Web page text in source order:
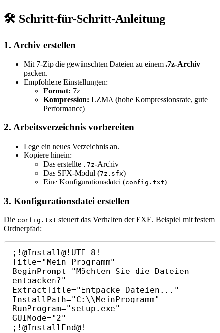
🛠️ Schritt-für-Schritt-Anleitung
1. Archiv erstellen
Mit 7-Zip die gewünschten Dateien zu einem .7z-Archiv
packen.
Empfohlene Einstellungen:
Format: 7z
Kompression: LZMA (hohe Kompressionsrate, gute
Performance)
2. Arbeitsverzeichnis vorbereiten
Lege ein neues Verzeichnis an.
Kopiere hinein:
Das erstellte .7z-Archiv
Das SFX-Modul (7z.sfx)
Eine Konfigurationsdatei (config.txt)
3. Konfigurationsdatei erstellen
Die config.txt steuert das Verhalten der EXE. Beispiel mit festem
Ordnerpfad:
;!@Install@!UTF-8!
Title="Mein Programm"
BeginPrompt="Möchten Sie die Dateien
entpacken?"
ExtractTitle="Entpacke Dateien..."
InstallPath="C:\\MeinProgramm"
RunProgram="setup.exe"
GUIMode="2"
;!@InstallEnd@!